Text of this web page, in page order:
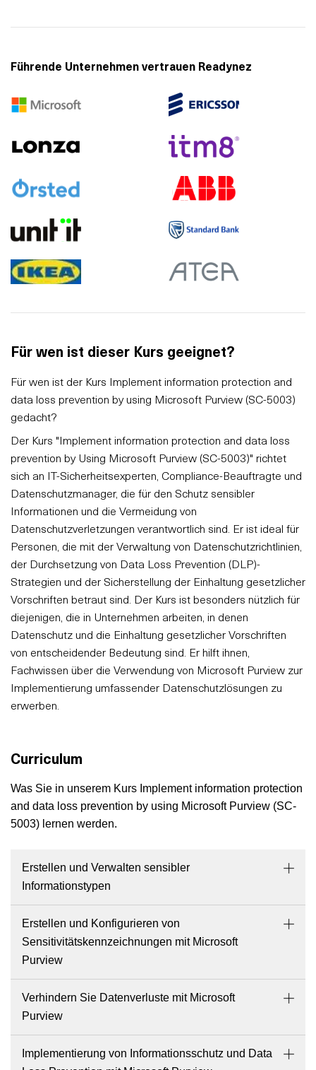
Führende Unternehmen vertrauen Readynez
Für wen ist dieser Kurs geeignet?
Für wen ist der Kurs Implement information protection and
data loss prevention by using Microsoft Purview (SC-5003)
gedacht?
Der Kurs "Implement information protection and data loss
prevention by Using Microsoft Purview (SC-5003)" richtet
sich an IT-Sicherheitsexperten, Compliance-Beauftragte und
Datenschutzmanager, die für den Schutz sensibler
Informationen und die Vermeidung von
Datenschutzverletzungen verantwortlich sind. Er ist ideal für
Personen, die mit der Verwaltung von Datenschutzrichtlinien,
der Durchsetzung von Data Loss Prevention (DLP)-
Strategien und der Sicherstellung der Einhaltung gesetzlicher
Vorschriften betraut sind. Der Kurs ist besonders nützlich für
diejenigen, die in Unternehmen arbeiten, in denen
Datenschutz und die Einhaltung gesetzlicher Vorschriften
von entscheidender Bedeutung sind. Er hilft ihnen,
Fachwissen über die Verwendung von Microsoft Purview zur
Implementierung umfassender Datenschutzlösungen zu
erwerben.
Curriculum
Was Sie in unserem Kurs Implement information protection
and data loss prevention by using Microsoft Purview (SC-
5003) lernen werden.
Erstellen und Verwalten sensibler
Informationstypen
Erstellen und Konfigurieren von
Sensitivitätskennzeichnungen mit Microsoft
Purview
Verhindern Sie Datenverluste mit Microsoft
Purview
Implementierung von Informationsschutz und Data